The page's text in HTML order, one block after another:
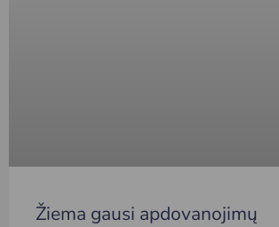
Žiema gausi apdovanojimų